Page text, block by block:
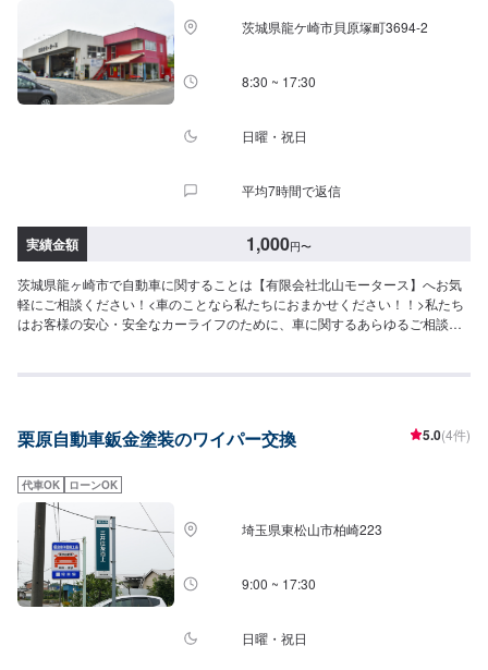
茨城県龍ケ崎市貝原塚町3694-2
8:30 ~ 17:30
日曜・祝日
平均7時間で返信
実績金額 1,000円〜
茨城県龍ヶ崎市で自動車に関することは【有限会社北山モータース】へお気
軽にご相談ください！<車のことなら私たちにおまかせください！！>私たち
はお客様の安心・安全なカーライフのために、車に関するあらゆるご相談に
ンス、修理、保険相談まであらゆるご要望にお応えします。これからも信頼
ご納得いただければ作業開始【4】仕上がり次第納車-----納期について-----納
す。予めご了承ください。-----ご来店時の注意、受付方法-----入庫の際はお気
をつけてお越しください。駐車スペースは事務所前の空いているスペースに
駐車してください。受付はスタッフへ「メンテモで予約しました」とお伝え
ください。ご案内いたします。【定休日・営業時間】定休日：日曜日、祝
日、第二土曜日営業時間：8:30~17:30
栗原自動車鈑金塗装のワイパー交換 5.0(4件)
代車OK ローンOK
埼玉県東松山市柏崎223
9:00 ~ 17:30
日曜・祝日